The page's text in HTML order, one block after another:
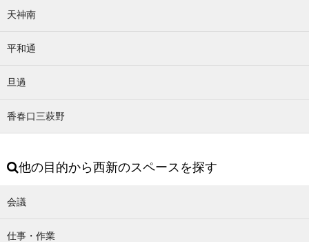
天神南
平和通
旦過
香春口三萩野
他の目的から西新のスペースを探す
会議
仕事・作業